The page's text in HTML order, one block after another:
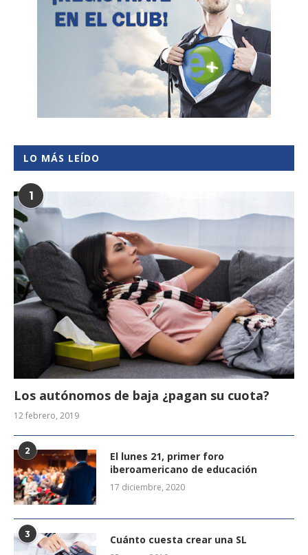
LO MÁS LEÍDO
1
Los autónomos de baja ¿pagan su cuota?
12 febrero, 2019
2
El lunes 21, primer foro
iberoamericano de educación
17 diciembre, 2020
3 Cuánto cuesta crear una SL